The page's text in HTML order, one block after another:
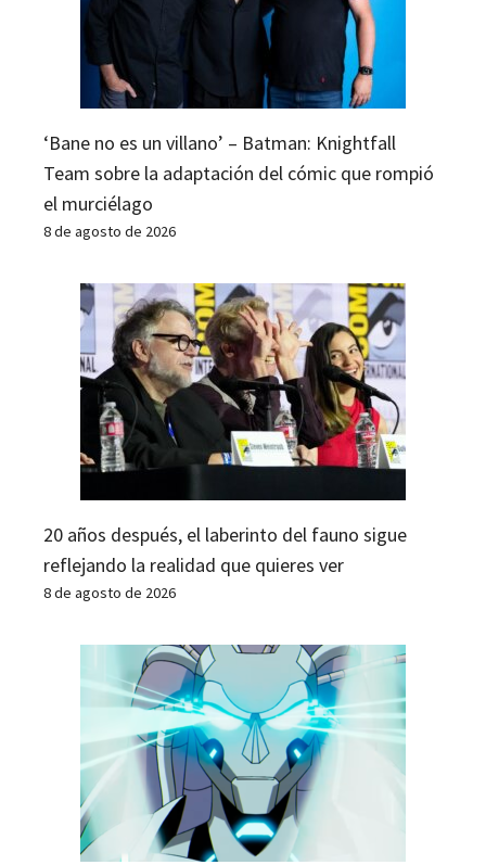
‘Bane no es un villano’ – Batman: Knightfall
Team sobre la adaptación del cómic que rompió
el murciélago
8 de agosto de 2026
20 años después, el laberinto del fauno sigue
reflejando la realidad que quieres ver
8 de agosto de 2026